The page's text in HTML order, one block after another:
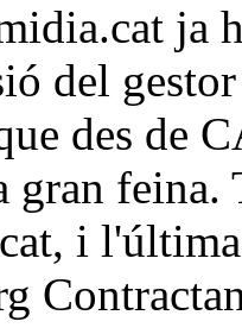
ja
del
des de
gran
i